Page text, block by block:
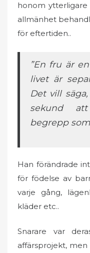
honom
allmänhet
för eftertiden..
”En fru är
livet är
Det vill
sekund
begrepp
Han förändrade
för födelse av
varje gång,
kläder etc..
Snarare var
affärsprojekt,